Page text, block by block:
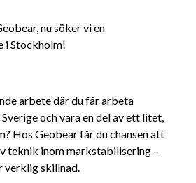
nu söker vi en
i Stockholm!
arbete där du får arbeta
och vara en del av ett litet,
Hos Geobear får du chansen att
teknik inom markstabilisering –
verklig skillnad.